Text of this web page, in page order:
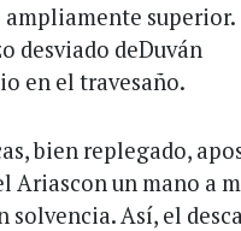
superior.
desviado deDuván
en el travesaño.
bien replegado,
Ariascon un mano a
Así, el